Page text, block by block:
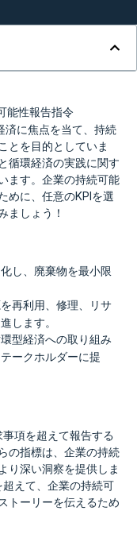
能性報告指令
済に焦点を当て、持続
とを目的としていま
循環経済の実践に関す
ます。企業の持続可能
めに、任意のKPIを選
ましょう！
し、廃棄物を最小限
再利用、修理、リサ
します。
型経済への取り組み
ークホルダーに提
項を超えて報告する
の指標は、企業の持続
り深い洞察を提供しま
えて、企業の持続可
トーリーを伝えるため